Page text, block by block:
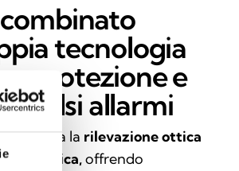
tecnologia
protezione e
falsi allarmi
integra la rilevazione ottica
termica,offrendo